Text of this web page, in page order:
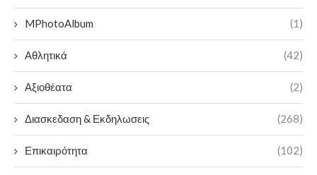
MPhotoAlbum (1)
Αθλητικά (42)
Αξιοθέατα (2)
Διασκεδαση & Εκδηλωσεις (268)
Επικαιρότητα (102)